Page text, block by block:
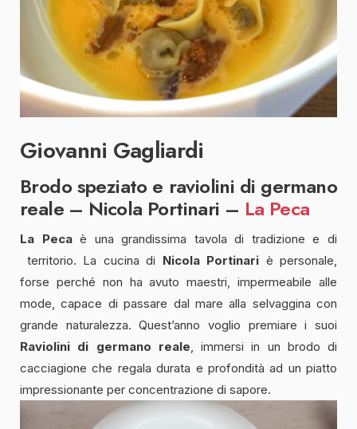
Giovanni Gagliardi
Brodo speziato e raviolini di germano
reale – Nicola Portinari – La Peca
La Pecaè una grandissima tavola di tradizione e di
territorio. La cucina di Nicola Portinari è personale,
forse perché non ha avuto maestri, impermeabile alle
mode, capace di passare dal mare alla selvaggina con
grande naturalezza. Quest’anno voglio premiare i suoi
Raviolini di germano reale, immersi in un brodo di
cacciagione che regala durata e profondità ad un piatto
impressionante per concentrazione di sapore.